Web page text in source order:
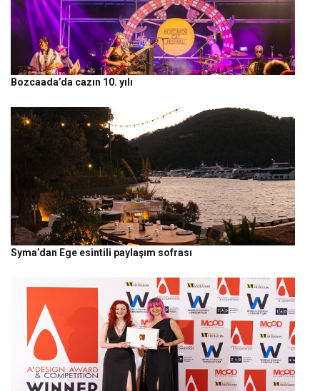
Bozcaada’da cazın 10. yılı
Syma’dan Ege esintili paylaşım sofrası